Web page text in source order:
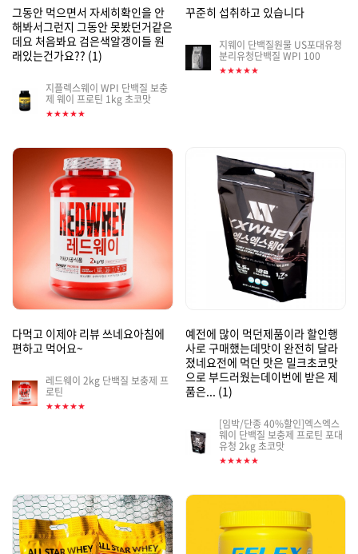
그동안 먹으면서 자세히확인을 안
해봐서그런지 그동안 못봤던거같은
데요 처음봐요 검은색알갱이들 원
래있는건가요?? (1)
게
시
네
일
지플렉스웨이 WPI 단백질 보충
제 웨이 프로틴 1kg 초코맛
★★★★★
꾸준히 섭취하고 있습니다
게
시
지웨이 단백질원물 US포대유청
분리유청단백질 WPI 100
★★★★★
다먹고 이제야 리뷰 쓰네요아침에
편하고 먹어요~
게
시
레드웨이 2kg 단백질 보충제 프
로틴
★★★★★
예전에 많이 먹던제품이라 할인행
사로 구매했는데맛이 완전히 달라
졌네요전에 먹던 맛은 밀크초코맛
으로 부드러웠는데이번에 받은 제
품은... (1)
게
시
판
네
일
[임박/단종 40%할인]엑스엑스
웨이 단백질 보충제 프로틴 포대
유청 2kg 초코맛
★★★★★